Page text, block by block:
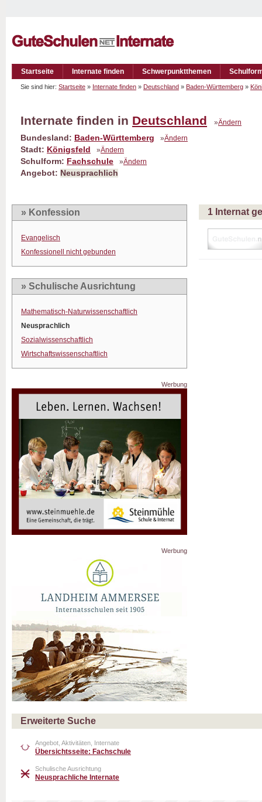
Startseite Internate finden Schwerpunktthemen
Sie sind hier: Startseite » Internate finden » Deutschland » Baden-Württemberg »
Internate finden in Deutschland »Ändern
Bundesland: Baden-Württemberg »Ändern
Stadt: Königsfeld »Ändern
Schulform: Fachschule »Ändern
Angebot: Neusprachlich
» Konfession
Evangelisch
Konfessionell nicht gebunden
» Schulische Ausrichtung
Mathematisch-Naturwissenschaftlich
Neusprachlich
Sozialwissenschaftlich
Wirtschaftswissenschaftlich
Werbung
Werbung
1 Internat
Erweiterte Suche
Angebot, Aktivitäten, Internate
Übersichtsseite: Fachschule
Schulische Ausrichtung
Neusprachliche Internate